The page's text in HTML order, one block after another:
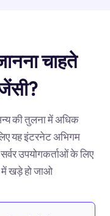
चाहते
की तुलना में अधिक
यह इंटरनेट अभिगम
उपयोगकर्ताओं के लिए
में खड़े हो जाओ